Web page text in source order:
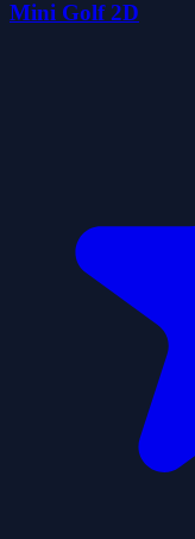
Mini Golf 2D